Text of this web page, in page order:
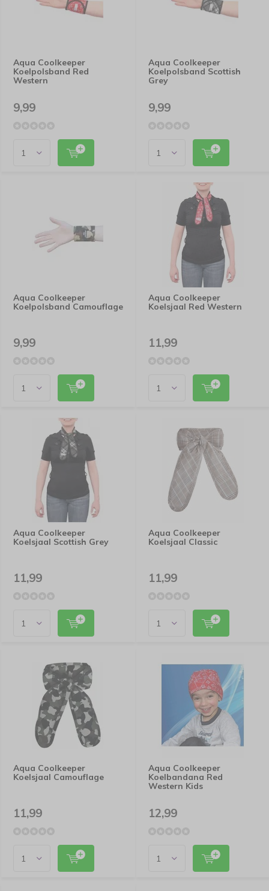
Aqua Coolkeeper
Koelpolsband Red
Western
9,99
Aqua Coolkeeper
Koelpolsband Scottish
Grey
9,99
Aqua Coolkeeper
Koelpolsband Camouflage
9,99
Aqua Coolkeeper
Koelsjaal Red Western
11,99
Aqua Coolkeeper
Koelsjaal Scottish Grey
11,99
Aqua Coolkeeper
Koelsjaal Classic
11,99
Aqua Coolkeeper
Koelsjaal Camouflage
11,99
Aqua Coolkeeper
Koelbandana Red
Western Kids
12,99